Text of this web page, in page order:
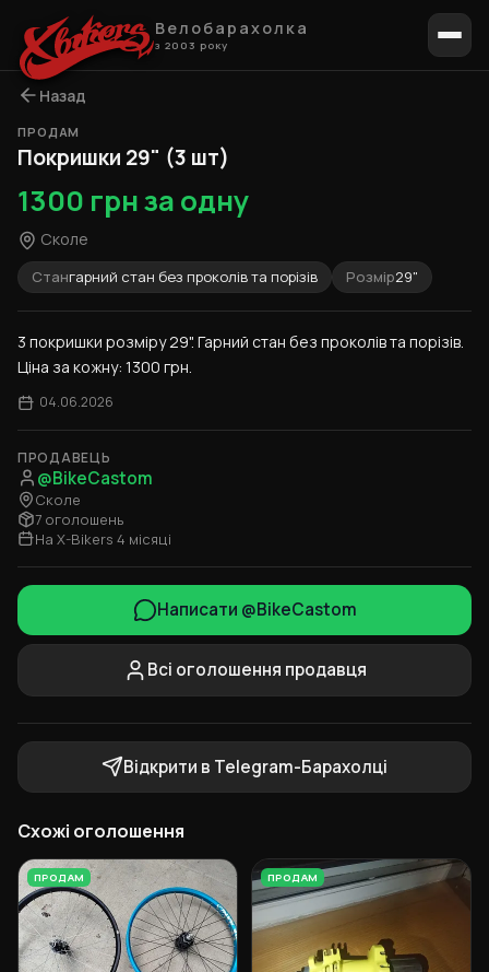
Велобарахолка
з 2003 року
Назад
ПРОДАМ
Покришки 29" (3 шт)
1300 грн за одну
Сколе
Стангарний стан без проколів та порізів Розмір29"
3 покришки розміру 29". Гарний стан без проколів та порізів.
Ціна за кожну: 1300 грн.
04.06.2026
ПРОДАВЕЦЬ
@BikeCastom
Сколе
7 оголошень
На X-Bikers 4 місяці
Написати @BikeCastom
Всі оголошення продавця
Відкрити в Telegram-Барахолці
Схожі оголошення
ПРОДАМ ПРОДАМ